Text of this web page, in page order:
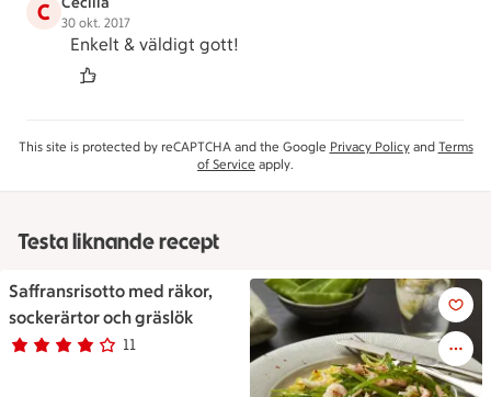
C 30 okt. 2017
Enkelt & väldigt gott!
This site is protected by reCAPTCHA and the Google Privacy Policyand Terms
of Service apply.
Testa liknande recept
Saffransrisotto med räkor,
sockerärtor och gräslök
Betyg 3.9 av 5. 11
11 personer har röstat
Saffransrisotto med räkor,